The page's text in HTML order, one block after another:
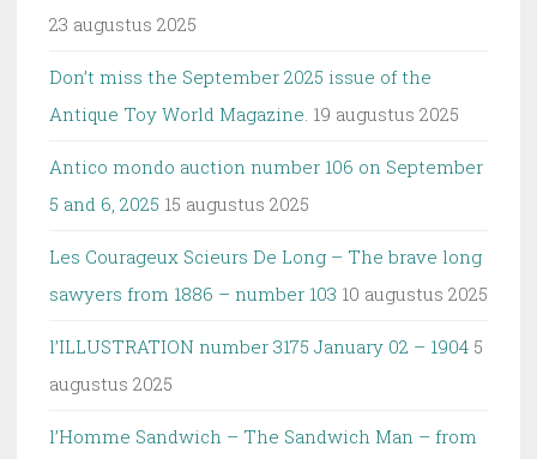
23 augustus 2025
Don’t miss the September 2025 issue of the
Antique Toy World Magazine. 19 augustus 2025
Antico mondo auction number 106 on September
5 and 6, 2025 15 augustus 2025
Les Courageux Scieurs De Long – The brave long
sawyers from 1886 – number 103 10 augustus 2025
l’ILLUSTRATION number 3175 January 02 – 1904 5
augustus 2025
l’Homme Sandwich – The Sandwich Man – from